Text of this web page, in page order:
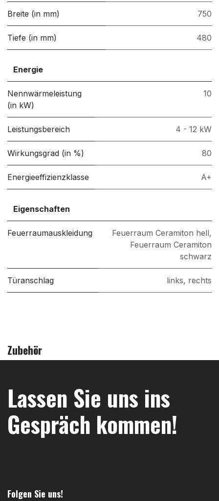
Breite (in mm) 750
Tiefe (in mm) 480
Energie
Nennwärmeleistung
(in kW)
10
Leistungsbereich 4 - 12 kW
Wirkungsgrad (in %) 80
Energieeffizienzklasse A+
Eigenschaften
Feuerraumauskleidung Feuerraum Ceramiton hell,
Feuerraum Ceramiton
schwarz
Türanschlag links, rechts
Zubehör
Lassen Sie uns ins
Gespräch kommen!
Folgen Sie uns!